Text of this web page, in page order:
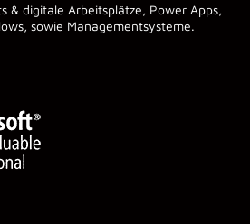
& digitale Arbeitsplätze, Power Apps,
sowie Managementsysteme.